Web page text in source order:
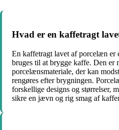
Hvad er en kaffetragt
En kaffetragt lavet af porcelæn er
bruges til at brygge kaffe. Den er
porcelænsmateriale, der kan
rengøres efter brygningen.
forskellige designs og størrelser,
sikre en jævn og rig smag af